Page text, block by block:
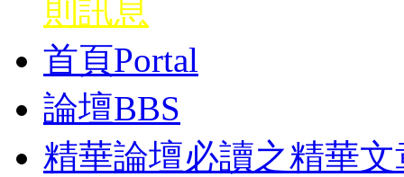
則訊息
首頁Portal
論壇BBS
精華論壇必讀之精華文